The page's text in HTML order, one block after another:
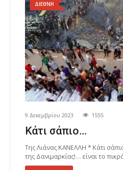
ΔΙΕΘΝΗ
9 Δεκεμβρίου 2023 1555
Κάτι σάπιο…
Της Λιάνας ΚΑΝΕΛΛΗ * Κάτι
της Δανιμαρκίας!… είναι το